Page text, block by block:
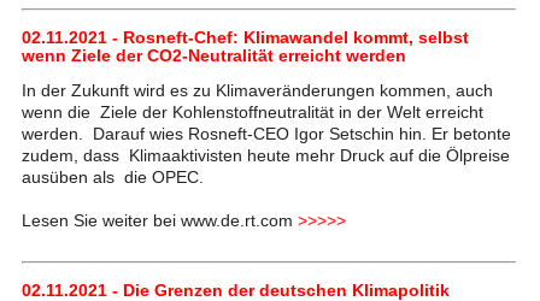
02.11.2021 - Rosneft-Chef: Klimawandel kommt, selbst
wenn Ziele der CO2-Neutralität erreicht werden
In der Zukunft wird es zu Klimaveränderungen kommen, auch
wenn die Ziele der Kohlenstoffneutralität in der Welt erreicht
werden. Darauf wies Rosneft-CEO Igor Setschin hin. Er betonte
zudem, dass Klimaaktivisten heute mehr Druck auf die Ölpreise
ausüben als die OPEC.
Lesen Sie weiter bei www.de.rt.com >>>>>
02.11.2021 - Die Grenzen der deutschen Klimapolitik